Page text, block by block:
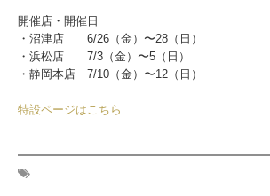
開催店・開催日
・沼津店 6/26（金）〜28（日）
・浜松店 7/3（金）〜5（日）
・静岡本店 7/10（金）〜12（日）
特設ページはこちら